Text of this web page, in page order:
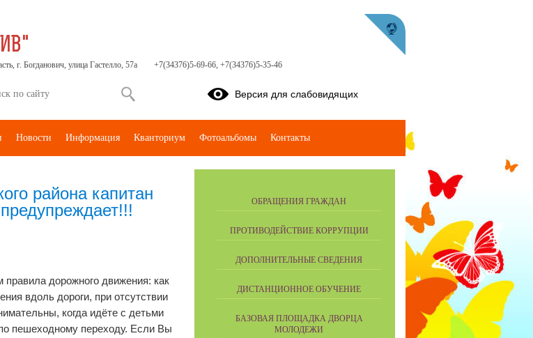
района капитан
правила дорожного движения: как
вдоль дороги, при отсутствии
когда идёте с детьми
пешеходному переходу. Если Вы
ОБРАЩЕНИЯ ГРАЖДАН
ПРОТИВОДЕЙСТВИЕ КОРРУПЦИИ
ДОПОЛНИТЕЛЬНЫЕ СВЕДЕНИЯ
ДИСТАНЦИОННОЕ ОБУЧЕНИЕ
БАЗОВАЯ ПЛОЩАДКА ДВОРЦА
МОЛОДЕЖИ
г. Богданович, улица Гастелло, 57а +7(34376)5-69-66, +7(34376)5-35-46
Версия для слабовидящих
Новости Информация Кванториум Фотоальбомы Контакты